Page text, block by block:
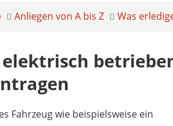
Anliegen von A bis Z Was
Fahrzeug wie beispielsweise ein